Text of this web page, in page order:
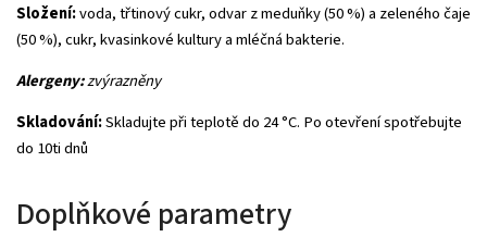
Složení:voda, třtinový cukr, odvar z meduňky (50 %) a zeleného čaje
(50 %), cukr, kvasinkové kultury a mléčná bakterie.
Alergeny:zvýrazněny
Skladování:Skladujte při teplotě do 24 °C. Po otevření spotřebujte
do 10ti dnů
Doplňkové parametry